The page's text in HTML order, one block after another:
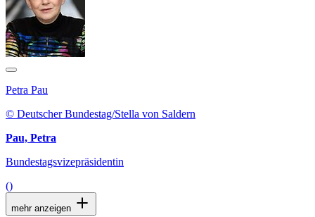
Petra Pau
© Deutscher Bundestag/Stella von Saldern
Pau, Petra
Bundestagsvizepräsidentin
()
mehr anzeigen